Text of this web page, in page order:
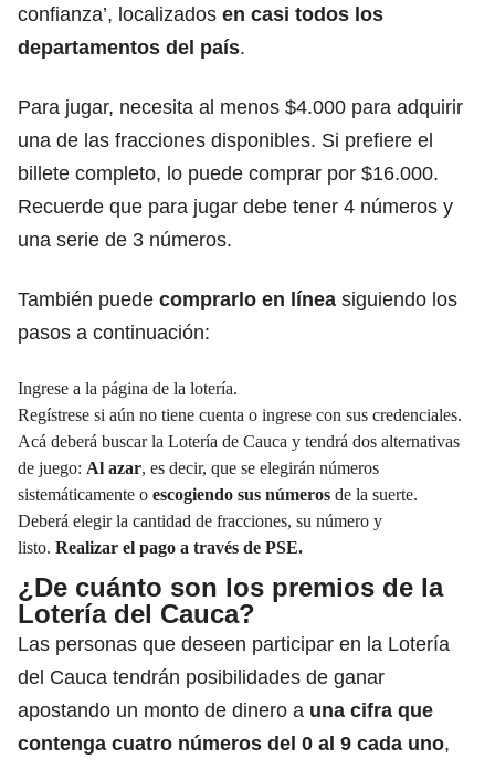
confianza’, localizados en casi todos los
departamentos del país.
Para jugar, necesita al menos $4.000 para adquirir
una de las fracciones disponibles. Si prefiere el
billete completo, lo puede comprar por $16.000.
Recuerde que para jugar debe tener 4 números y
una serie de 3 números.
También puede comprarlo en línea siguiendo los
pasos a continuación:
Ingrese a la página de la lotería.
Regístrese si aún no tiene cuenta o ingrese con sus credenciales.
Acá deberá buscar la Lotería de Cauca y tendrá dos alternativas
de juego: Al azar, es decir, que se elegirán números
sistemáticamente o escogiendo sus números de la suerte.
Deberá elegir la cantidad de fracciones, su número y
listo. Realizar el pago a través de PSE.
¿De cuánto son los premios de la
Lotería del Cauca?
Las personas que deseen participar en la Lotería
del Cauca tendrán posibilidades de ganar
apostando un monto de dinero a una cifra que
contenga cuatro números del 0 al 9 cada uno,